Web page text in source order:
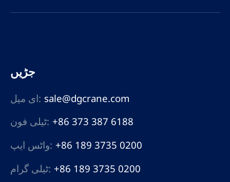
جڑیں
ای میل: sale@dgcrane.com
ٹیلی فون: +86 373 387 6188
واٹس ایپ: +86 189 3735 0200
ٹیلی گرام: +86 189 3735 0200